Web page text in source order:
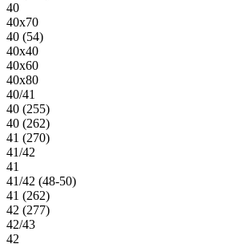
40
40х70
40 (54)
40х40
40х60
40х80
40/41
40 (255)
40 (262)
41 (270)
41/42
41
41/42 (48-50)
41 (262)
42 (277)
42/43
42